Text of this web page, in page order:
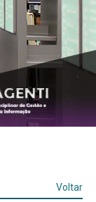
Voltar